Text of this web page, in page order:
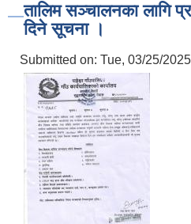
तालिम सञ्‍चालनका लागि
दिने सूचना ।
Submitted on: Tue, 03/25/